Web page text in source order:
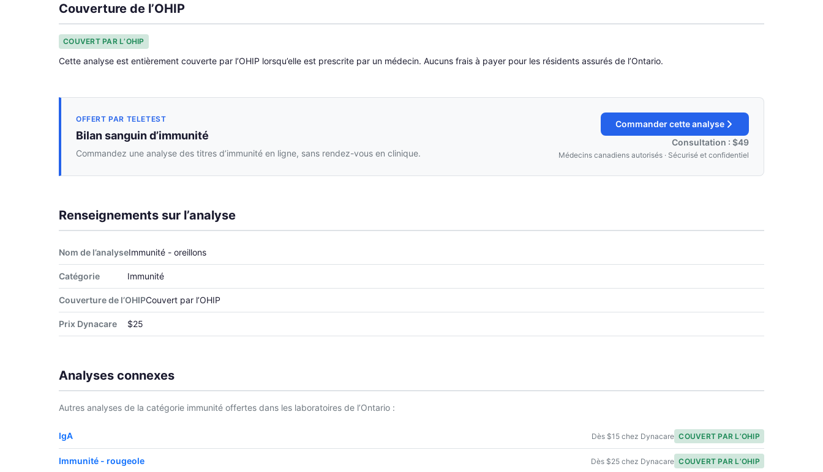
Couverture de l’OHIP
COUVERT PAR L’OHIP
Cette analyse est entièrement couverte par l’OHIP lorsqu’elle est prescrite par un médecin. Aucuns frais à payer pour les résidents assurés de l’Ontario.
OFFERT PAR TELETEST
Bilan sanguin d’immunité
Commandez une analyse des titres d’immunité en ligne, sans rendez-vous en clinique.
Commander cette analyse
Consultation : $49
Médecins canadiens autorisés · Sécurisé et confidentiel
Renseignements sur l’analyse
Nom de l’analyseImmunité - oreillons
Catégorie Immunité
Couverture de l’OHIPCouvert par l’OHIP
Prix Dynacare $25
Analyses connexes
Autres analyses de la catégorie immunité offertes dans les laboratoires de l’Ontario :
IgA Dès $15 chez Dynacare COUVERT PAR L’OHIP
Immunité - rougeole Dès $25 chez Dynacare COUVERT PAR L’OHIP